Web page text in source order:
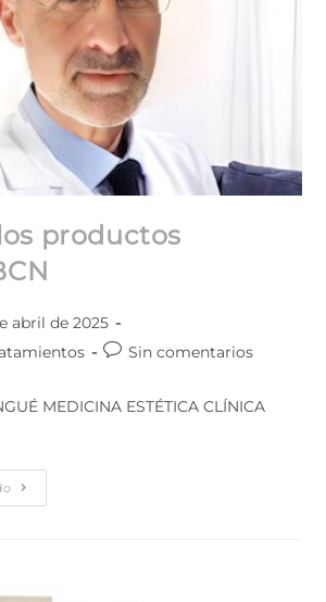
productos
abril de 2025
Sin comentarios
MEDICINA ESTÉTICA CLÍNICA